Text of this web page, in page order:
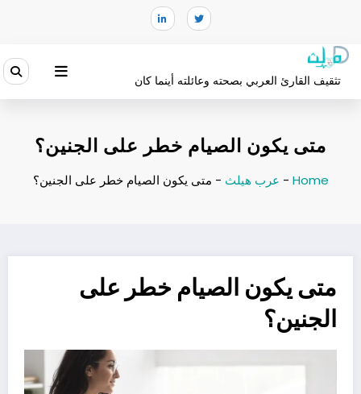
تثقيف القارئ العربي بصحته وعائلته أينما كان
متى يكون الصيام خطر على الجنين؟
Home
- عرب هيلث - متى يكون الصيام خطر على الجنين؟
متى يكون الصيام خطر على
الجنين؟